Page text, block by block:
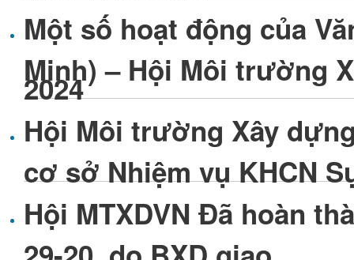
Một số hoạt động của
Minh) – Hội Môi trường
2024
Hội Môi trường Xây
cơ sở Nhiệm vụ KHCN
Hội MTXDVN Đã hoàn
29-20, do BXD giao